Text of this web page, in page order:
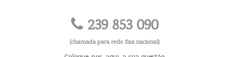
239 853 090
(chamada para rede fixa nacional)